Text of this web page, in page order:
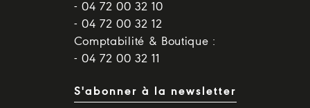
- 04 72 00 32 10
- 04 72 00 32 12
Comptabilité & Boutique :
- 04 72 00 32 11
S'abonner à la newsletter